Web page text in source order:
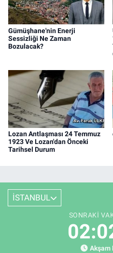
Gümüşhane'nin Enerji
Sessizliği Ne Zaman
Bozulacak?
Lozan Antlaşması 24 Temmuz
1923 Ve Lozan'dan Önceki
Tarihsel Durum
İSTANBUL
SONRAKI
Akşam